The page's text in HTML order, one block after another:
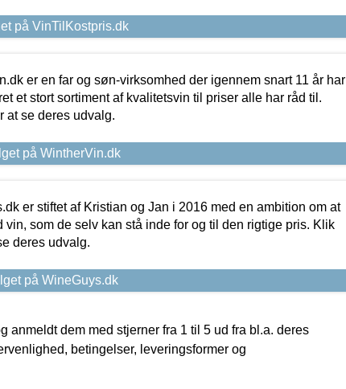
på VinTilKostpris.dk
er en far og søn-virksomhed der igennem snart 11 år har
et stort sortiment af kvalitetsvin til priser alle har råd til.
at se deres udvalg.
på WintherVin.dk
er stiftet af Kristian og Jan i 2016 med en ambition om at
vin, som de selv kan stå inde for og til den rigtige pris. Klik
deres udvalg.
på WineGuys.dk
dem med stjerner fra 1 til 5 ud fra bl.a. deres
betingelser, leveringsformer og